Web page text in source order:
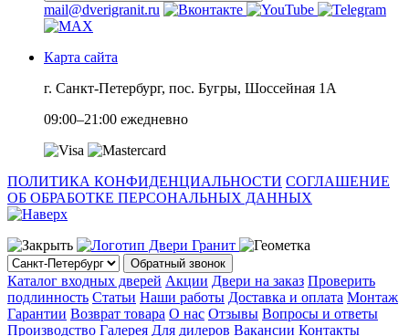
mail@dverigranit.ru
Карта сайта
г. Санкт-Петербург, пос. Бугры, Шоссейная 1А
09:00–21:00 ежедневно
ПОЛИТИКА КОНФИДЕНЦИАЛЬНОСТИ СОГЛАШЕНИЕ
ОБ ОБРАБОТКЕ ПЕРСОНАЛЬНЫХ ДАННЫХ
Обратный звонок
Каталог входных дверей Акции Двери на заказ Проверить
подлинность Статьи Наши работы Доставка и оплата Монтаж
Гарантии Возврат товара О нас Отзывы Вопросы и ответы
Производство Галерея Для дилеров Вакансии Контакты